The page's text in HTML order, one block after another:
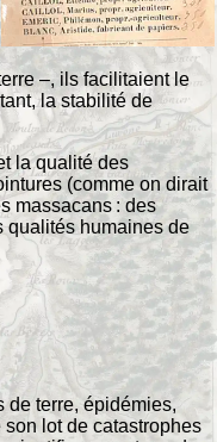
–, ils facilitaient le
la stabilité de
la qualité des
(comme on dirait
massacans : des
qualités humaines de
de terre, épidémies,
lot de catastrophes